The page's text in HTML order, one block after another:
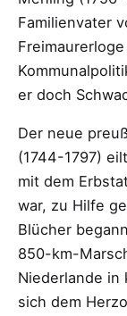
Familienvater
er doch
Der neue
(1744-1797)
mit dem
war, zu Hilfe
Blücher
850-km-
Niederlande in
sich dem